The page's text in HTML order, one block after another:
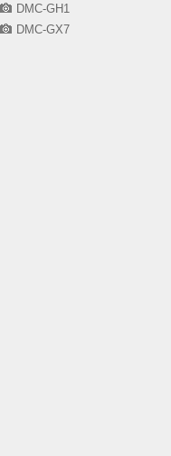
DMC-GH1
DMC-GX7